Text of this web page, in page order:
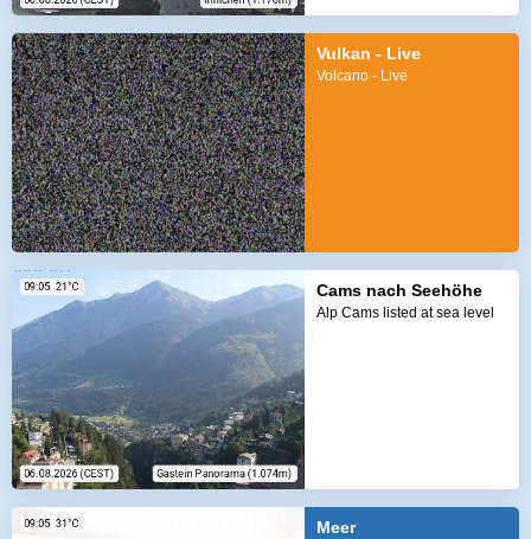
Vulkan - Live
Volcano - Live
Cams nach Seehöhe
Alp Cams listed at sea level
Meer